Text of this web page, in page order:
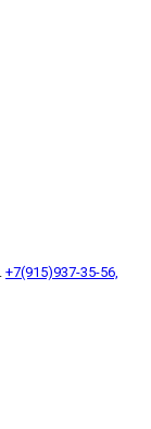
+7(915)937-35-56,